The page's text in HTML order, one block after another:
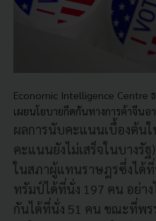
Economic Intelligence Centre
เผยนโยบายกีดกันทางการค้าจีน
ผลการนับคะแนนเบื้องต้นใ
คะแนนยังไม่เสร็จในบางรั
ในสภาผู้แทนราษฎรซึ่งได้
ทรัมป์ได้ที่นั่ง 197 คน อย่า
กันได้ที่นั่ง 51 คน ขณะที่พร